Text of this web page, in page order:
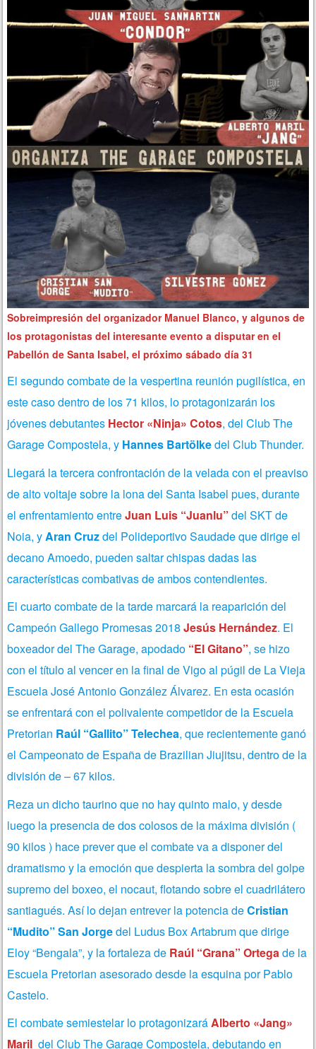
Sobreimpresión del organizador Manuel Blanco, y algunos de
los protagonistas del interesante evento a disputar en el
Pabellón de Santa Isabel, el próximo sábado día 31
El segundo combate de la vespertina reunión pugilística, en
este caso dentro de los 71 kilos, lo protagonizarán los
jóvenes debutantes Hector «Ninja» Cotos, del Club The
Garage Compostela, y Hannes Bartölkedel Club Thunder.
Llegará la tercera confrontación de la velada con el preaviso
de alto voltaje sobre la lona del Santa Isabel pues, durante
el enfrentamiento entreJuan Luis “Juanlu” del SKT de
Noia, y Aran Cruzdel Polideportivo Saudade que dirige el
decano Amoedo, pueden saltar chispas dadas las
características combativas de ambos contendientes.
El cuarto combate de la tarde marcará la reaparición del
Campeón Gallego Promesas 2018Jesús Hernández. El
boxeador del The Garage, apodado “El Gitano”, se hizo
con el título al vencer en la final de Vigo al púgil de La Vieja
Escuela José Antonio González Álvarez. En esta ocasión
se enfrentará con el polivalente competidor de la Escuela
Pretorian Raúl “Gallito” Telechea, que recientemente ganó
el Campeonato de España de Brazilian Jiujitsu, dentro de la
división de – 67 kilos.
Reza un dicho taurino que no hay quinto malo, y desde
luego la presencia de dos colosos de la máxima división (
90 kilos ) hace prever que el combate va a disponer del
dramatismo y la emoción que despierta la sombra del golpe
supremo del boxeo, el nocaut, flotando sobre el cuadrilátero
santiagués. Así lo dejan entrever la potencia deCristian
“Mudito” San Jorgedel Ludus Box Artabrum que dirige
Eloy “Bengala”, y la fortaleza de Raúl “Grana” Ortegade la
Escuela Pretorian asesorado desde la esquina por Pablo
Castelo.
El combate semiestelar lo protagonizaráAlberto «Jang»
Maril del Club The Garage Compostela, debutando en